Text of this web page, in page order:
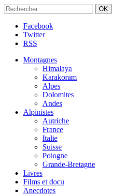
Facebook
Twitter
RSS
Montagnes
Himalaya
Karakoram
Alpes
Dolomites
Andes
Alpinistes
Autriche
France
Italie
Suisse
Pologne
Grande-Bretagne
Livres
Films et docu
Anecdotes